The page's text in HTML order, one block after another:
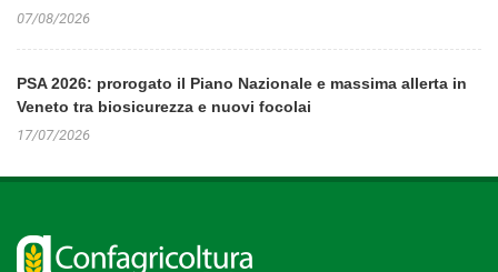
07/08/2026
PSA 2026: prorogato il Piano Nazionale e massima allerta in
Veneto tra biosicurezza e nuovi focolai
17/07/2026